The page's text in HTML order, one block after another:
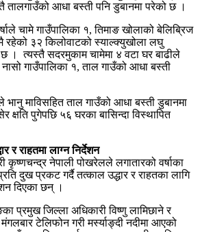
आधा बस्ती पनि डुबानमा परेको छ ।
चामे गाउँपालिका १, तिमाङ खोलाको बेलिब्रिज
रहेको ३२ किलोवाटको स्याल्क्युखोला लघु
छ । त्यस्तै सदरमुकाम चामेमा ४ वटा घर बाढीले
नासो गाउँपालिका १, ताल गाउँको आधा बस्ती
भानु माविसहित ताल गाउँको आधा बस्ती डुबानमा
क्षति पुगेपछि ५६ घरका बासिन्दा विस्थापित
र राहतमा लाग्न निर्देशन
कृष्णचन्द्र नेपाली पोखरेलले लगातारको वर्षाका
दुख प्रकट गर्दै तत्काल उद्धार र राहतका लागि
दिएका छन् ।
प्रमुख जिल्ला अधिकारी विष्णु लामिछाने र
टेलिफोन गरी मर्स्याङ्दी नदीमा आएको